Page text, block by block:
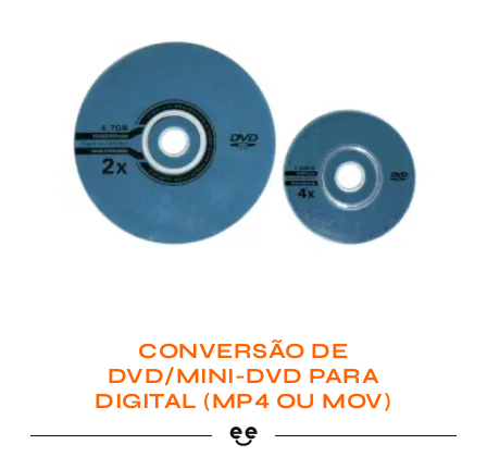
CONVERSÃO DE
DVD/MINI-DVD PARA
DIGITAL (MP4 OU MOV)